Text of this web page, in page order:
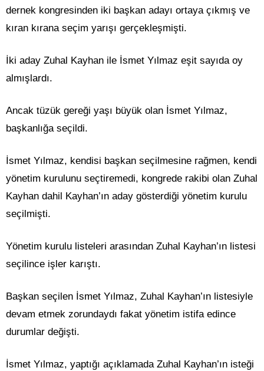
dernek kongresinden iki başkan adayı ortaya çıkmış ve
kıran kırana seçim yarışı gerçekleşmişti.
İki aday Zuhal Kayhan ile İsmet Yılmaz eşit sayıda oy
almışlardı.
Ancak tüzük gereği yaşı büyük olan İsmet Yılmaz,
başkanlığa seçildi.
İsmet Yılmaz, kendisi başkan seçilmesine rağmen, kendi
yönetim kurulunu seçtiremedi, kongrede rakibi olan Zuhal
Kayhan dahil Kayhan’ın aday gösterdiği yönetim kurulu
seçilmişti.
Yönetim kurulu listeleri arasından Zuhal Kayhan’ın listesi
seçilince işler karıştı.
Başkan seçilen İsmet Yılmaz, Zuhal Kayhan’ın listesiyle
devam etmek zorundaydı fakat yönetim istifa edince
durumlar değişti.
İsmet Yılmaz, yaptığı açıklamada Zuhal Kayhan’ın isteği